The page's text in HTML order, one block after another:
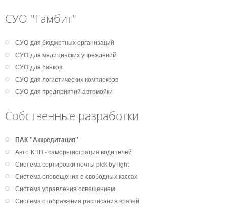
СУО "Гамбит"
СУО для бюджетных организаций
СУО для медицинских учреждений
СУО для банков
СУО для логистических комплексов
СУО для предприятий автомойки
Собственные разработки
ПАК "Аккредитация"
Авто КПП - саморегистрация водителей
Система сортировки почты pick by light
Система оповещения о свободных кассах
Система управления освещением
Система отображения расписания врачей